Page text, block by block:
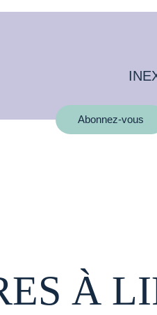
Abonnez-vous
À